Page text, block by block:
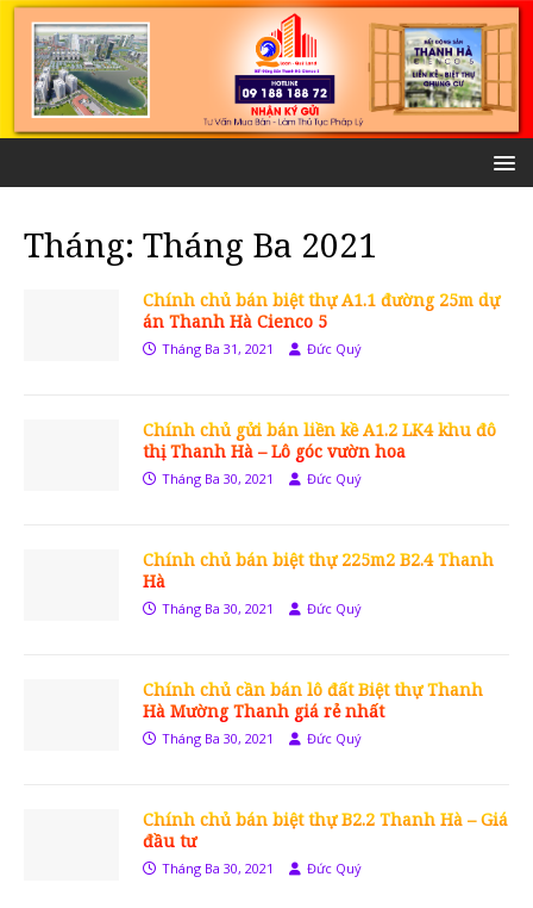
Tháng: Tháng Ba 2021
Chính chủ bán biệt thự A1.1 đường 25m dự
án Thanh Hà Cienco 5
Tháng Ba 31, 2021 Đức Quý
Chính chủ gửi bán liền kề A1.2 LK4 khu đô
thị Thanh Hà – Lô góc vườn hoa
Tháng Ba 30, 2021 Đức Quý
Chính chủ bán biệt thự 225m2 B2.4 Thanh
Hà
Tháng Ba 30, 2021 Đức Quý
Chính chủ cần bán lô đất Biệt thự Thanh
Hà Mường Thanh giá rẻ nhất
Tháng Ba 30, 2021 Đức Quý
Chính chủ bán biệt thự B2.2 Thanh Hà – Giá
đầu tư
Tháng Ba 30, 2021 Đức Quý